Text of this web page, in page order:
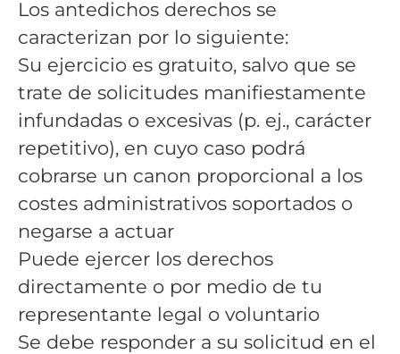
Los antedichos derechos se
caracterizan por lo siguiente:
Su ejercicio es gratuito, salvo que se
trate de solicitudes manifiestamente
infundadas o excesivas (p. ej., carácter
repetitivo), en cuyo caso podrá
cobrarse un canon proporcional a los
costes administrativos soportados o
negarse a actuar
Puede ejercer los derechos
directamente o por medio de tu
representante legal o voluntario
Se debe responder a su solicitud en el